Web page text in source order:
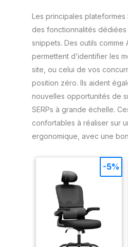
Les principales plateformes
des fonctionnalités dédiées
snippets. Des outils comme
permettent d’identifier les
site, ou celui de vos
position zéro. Ils aident
nouvelles opportunités de
SERPs à grande échelle.
confortables à réaliser sur
ergonomique, avec une
-5%